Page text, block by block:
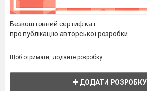
Безкоштовний сертифікат
про публікацію авторської розробки
Щоб отримати, додайте розробку
ДОДАТИ РОЗРОБКУ